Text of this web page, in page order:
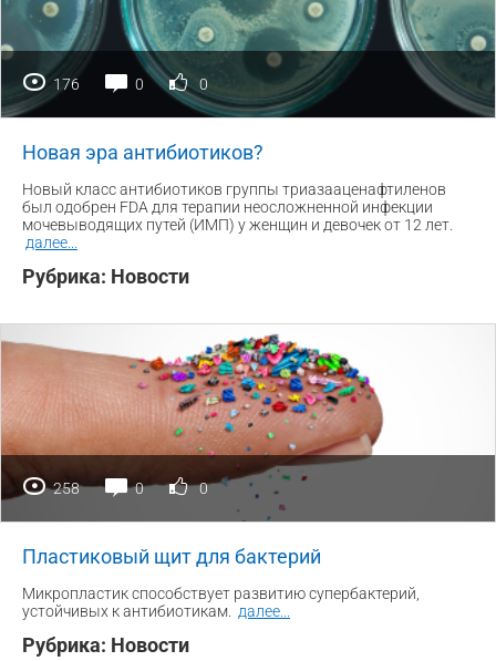
176 0 0
Новая эра антибиотиков?
Новый класс антибиотиков группы триазааценафтиленов
был одобрен FDA для терапии неосложненной инфекции
мочевыводящих путей (ИМП) у женщин и девочек от 12 лет.
далее
Рубрика: Новости
258 0 0
Пластиковый щит для бактерий
Микропластик способствует развитию супербактерий,
устойчивых к антибиотикам.
далее
Рубрика: Новости